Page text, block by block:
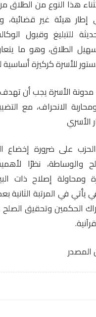
هذا النوع من الطلاق
هيئة غير قضائية،
للتبليغ وقبول
الطلاق، وهو ما
للأسرة كركيزة
الأسرة يجب أن تهدف
الانحراف، مع
الأسري
على ضرورة إخضاع
والوساطة، نظرًا
ومحاولة إصلاح ذات
يأتي في المرتبة الثانية
الحكمين وتحقيق
المصدر